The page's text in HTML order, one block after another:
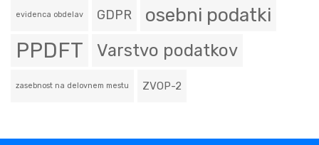
evidenca obdelav GDPR osebni podatki
PPDFT Varstvo podatkov
zasebnost na delovnem mestu ZVOP-2